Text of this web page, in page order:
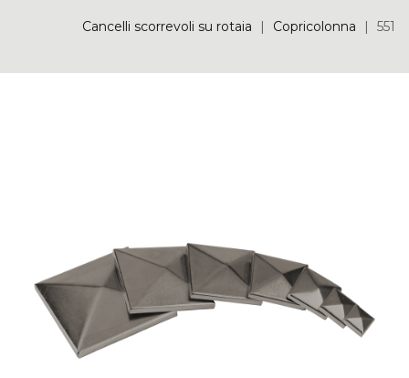
Cancelli scorrevoli su rotaia | Copricolonna | 551